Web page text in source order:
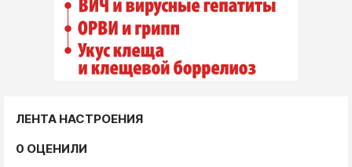
ЛЕНТА НАСТРОЕНИЯ
0 ОЦЕНИЛИ